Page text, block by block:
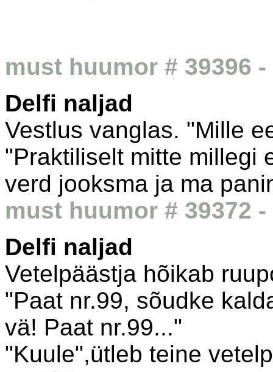
must huumor # 39396 -
Delfi naljad
Vestlus vanglas. "Mille
"Praktiliselt mitte millegi
verd jooksma ja ma
must huumor # 39372 -
Delfi naljad
Vetelpäästja hõikab
"Paat nr.99, sõudke
vä! Paat nr.99..."
"Kuule",ütleb teine